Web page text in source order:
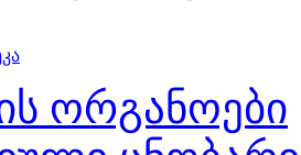
ორგანოები